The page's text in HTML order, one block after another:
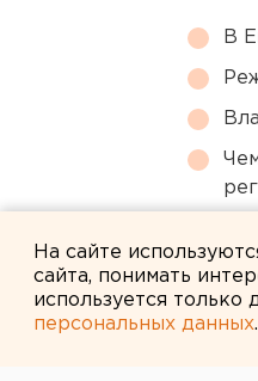
В
На сайте
сайта, понимать
используется только
персональных данных.